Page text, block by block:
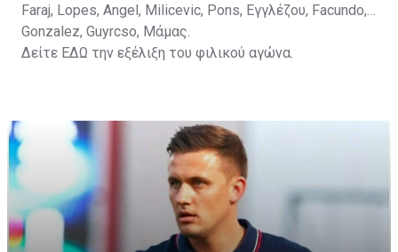
Faraj, Lopes, Angel, Milicevic, Pons, Εγγλέζου, Facundo,
Gonzalez, Guyrcso, Μάμας.
Δείτε ΕΔΩ την εξέλιξη του φιλικού αγώνα.